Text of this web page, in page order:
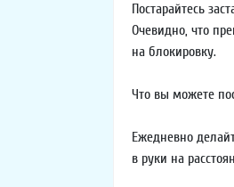
Постарайтесь
Очевидно, что
на блокировку.
Что вы можете
Ежедневно
в руки на